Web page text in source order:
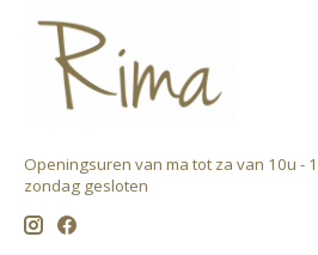
Openingsuren van ma tot za van 10u -
zondag gesloten